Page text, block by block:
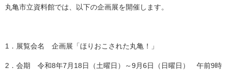
丸亀市立資料館では、以下の企画展を開催します。
1．展覧会名 企画展「ほりおこされた丸亀！」
2．会期 令和8年7月18日（土曜日）～9月6日（日曜日） 午前9時